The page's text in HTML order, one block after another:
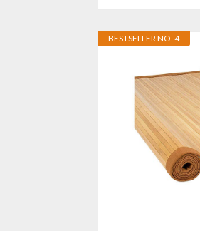
BESTSELLER NO. 4